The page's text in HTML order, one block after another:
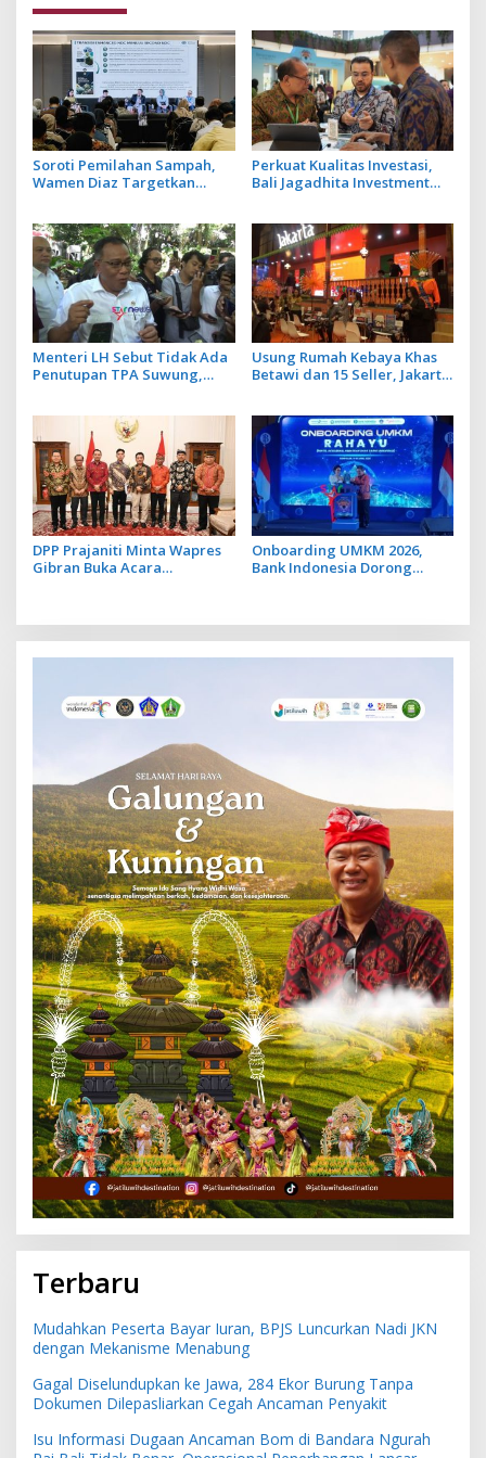
Soroti Pemilahan Sampah,
Wamen Diaz Targetkan
Perkuat Kualitas Investasi,
Bali Jagadhita Investment
Investor
Menteri LH Sebut Tidak Ada
Penutupan TPA Suwung,
Usung Rumah Kebaya Khas
Betawi dan 15 Seller, Jakarta
BBTF 2026
DPP Prajaniti Minta Wapres
Gibran Buka Acara
Onboarding UMKM 2026,
Bank Indonesia Dorong
Terbaru
Mudahkan Peserta Bayar Iuran, BPJS Luncurkan Nadi JKN
dengan Mekanisme Menabung
Gagal Diselundupkan ke Jawa, 284 Ekor Burung Tanpa
Dokumen Dilepasliarkan Cegah Ancaman Penyakit
Isu Informasi Dugaan Ancaman Bom di Bandara Ngurah